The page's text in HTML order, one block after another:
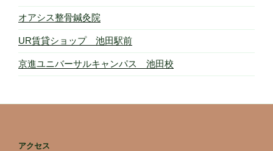
オアシス整骨鍼灸院
UR賃貸ショップ 池田駅前
京進ユニバーサルキャンパス 池田校
アクセス